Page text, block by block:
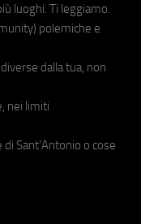
luoghi. Ti leggiamo.
polemiche e
dalla tua, non
nei limiti
di Sant'Antonio o cose